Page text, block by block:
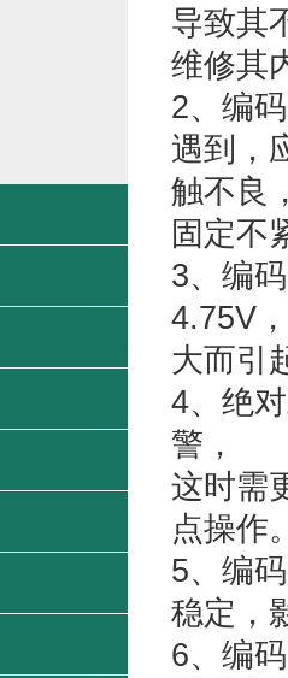
导致其
维修其
2、编
遇到，
触不良
固定不
3、编
4.75V
大而引
4、绝
警，
这时需
点操作
5、编
稳定，
6、编